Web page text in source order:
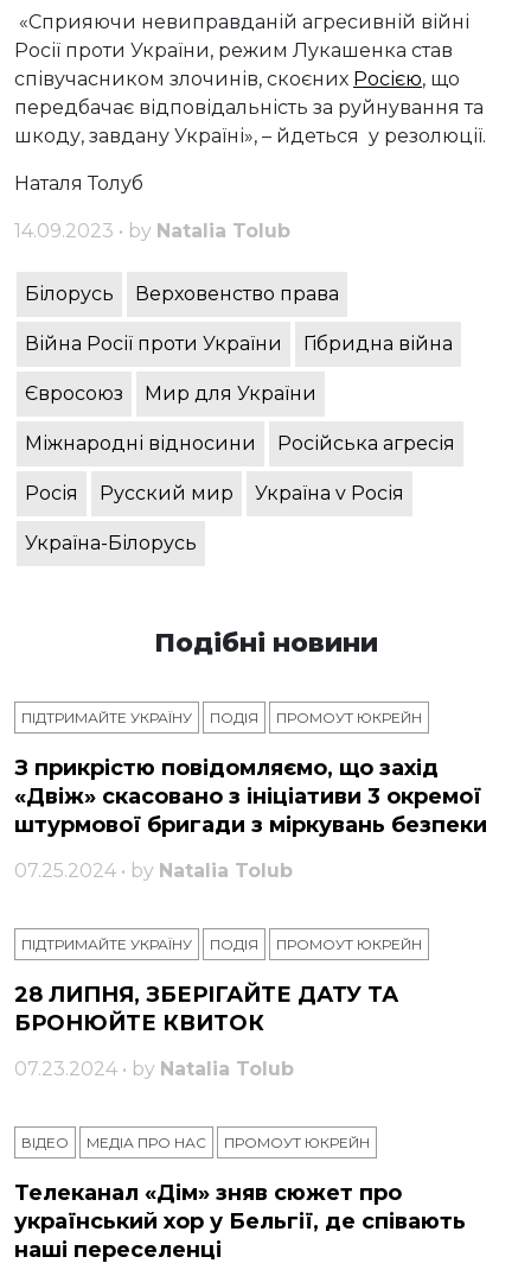
«Сприяючи невиправданій агресивній війні
Росії проти України, режим Лукашенка став
співучасником злочинів, скоєних Росією, що
передбачає відповідальність за руйнування та
шкоду, завдану Україні», – йдеться у резолюції.
Наталя Толуб
14.09.2023 • by Natalia Tolub
Білорусь Верховенство права
Війна Росії проти України Гібридна війна
Євросоюз Мир для України
Міжнародні відносини Російська агресія
Росія Русский мир Україна v Росія
Україна-Білорусь
Подібні новини
ПІДТРИМАЙТЕ УКРАЇНУ ПОДІЯ ПРОМОУТ ЮКРЕЙН
З прикрістю повідомляємо, що захід
«Двіж» скасовано з ініціативи 3 окремої
штурмової бригади з міркувань безпеки
07.25.2024 • by Natalia Tolub
ПІДТРИМАЙТЕ УКРАЇНУ ПОДІЯ ПРОМОУТ ЮКРЕЙН
28 ЛИПНЯ, ЗБЕРІГАЙТЕ ДАТУ ТА
БРОНЮЙТЕ КВИТОК
07.23.2024 • by Natalia Tolub
ВІДЕО МЕДІА ПРО НАС ПРОМОУТ ЮКРЕЙН
Телеканал «Дім» зняв сюжет про
український хор у Бельгії, де співають
наші переселенці